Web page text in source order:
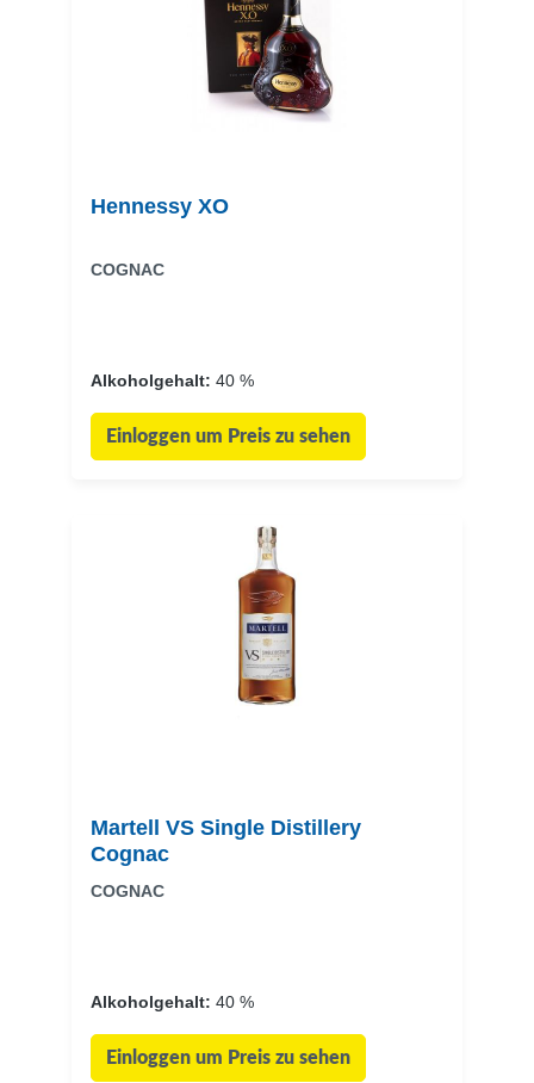
Hennessy XO
COGNAC
Alkoholgehalt: 40 %
Einloggen um Preis zu sehen
Martell VS Single Distillery
Cognac
COGNAC
Alkoholgehalt: 40 %
Einloggen um Preis zu sehen